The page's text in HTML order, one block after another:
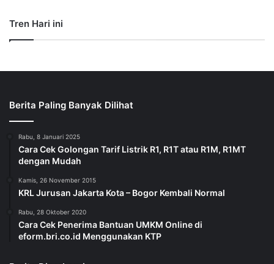
Tren Hari ini
Berita Paling Banyak Dilihat
Rabu, 8 Januari 2025
Cara Cek Golongan Tarif Listrik R1, R1T atau R1M, R1MT
dengan Mudah
Kamis, 26 November 2015
KRL Jurusan Jakarta Kota – Bogor Kembali Normal
Rabu, 28 Oktober 2020
Cara Cek Penerima Bantuan UMKM Online di
eform.bri.co.id Menggunakan KTP